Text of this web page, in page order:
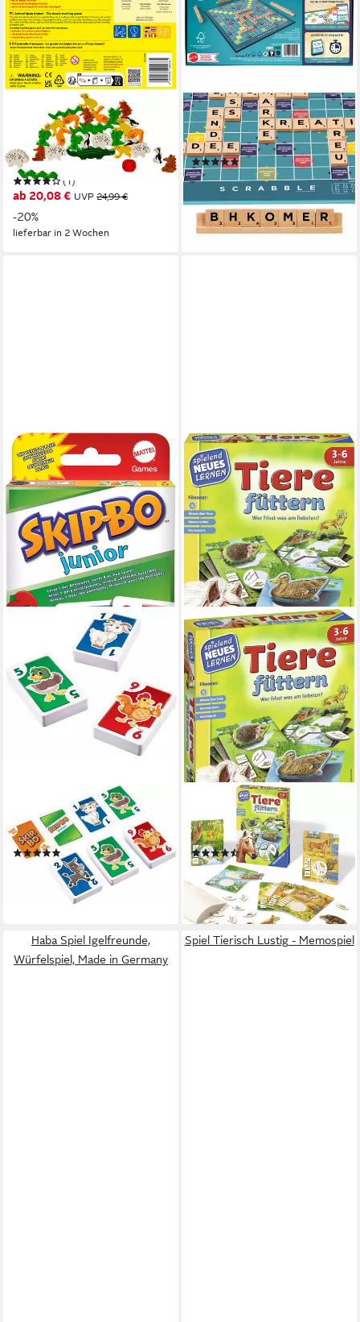
Spiel Tier auf Tier - Der
Klassiker unter den
Stapelspielen, Stapelspiel
(1)
ab 20,08 € UVP 24,99 €
-20%
lieferbar in 2 Wochen
MATTEL GAMES
Spiel Scrabble Original Holz
“2 in 1”
(3)
ab 23,99 € UVP32,99 €
lieferbar - in 1-2 Werktagen bei dir
MATTEL GAMES
Spiel Skip-Bo Junior,
Kartenspiel
(18)
ab 15,95 €
lieferbar - in 1-2 Werktagen bei dir
RAVENSBURGER
Spiel Tiere füttern, Made in
Europe
(35)
ab 13,59 € UVP17,99 €
-24%
lieferbar - in 1-2 Werktagen bei dir
Haba Spiel Igelfreunde,
Würfelspiel, Made in Germany
Spiel Tierisch Lustig - Memospiel